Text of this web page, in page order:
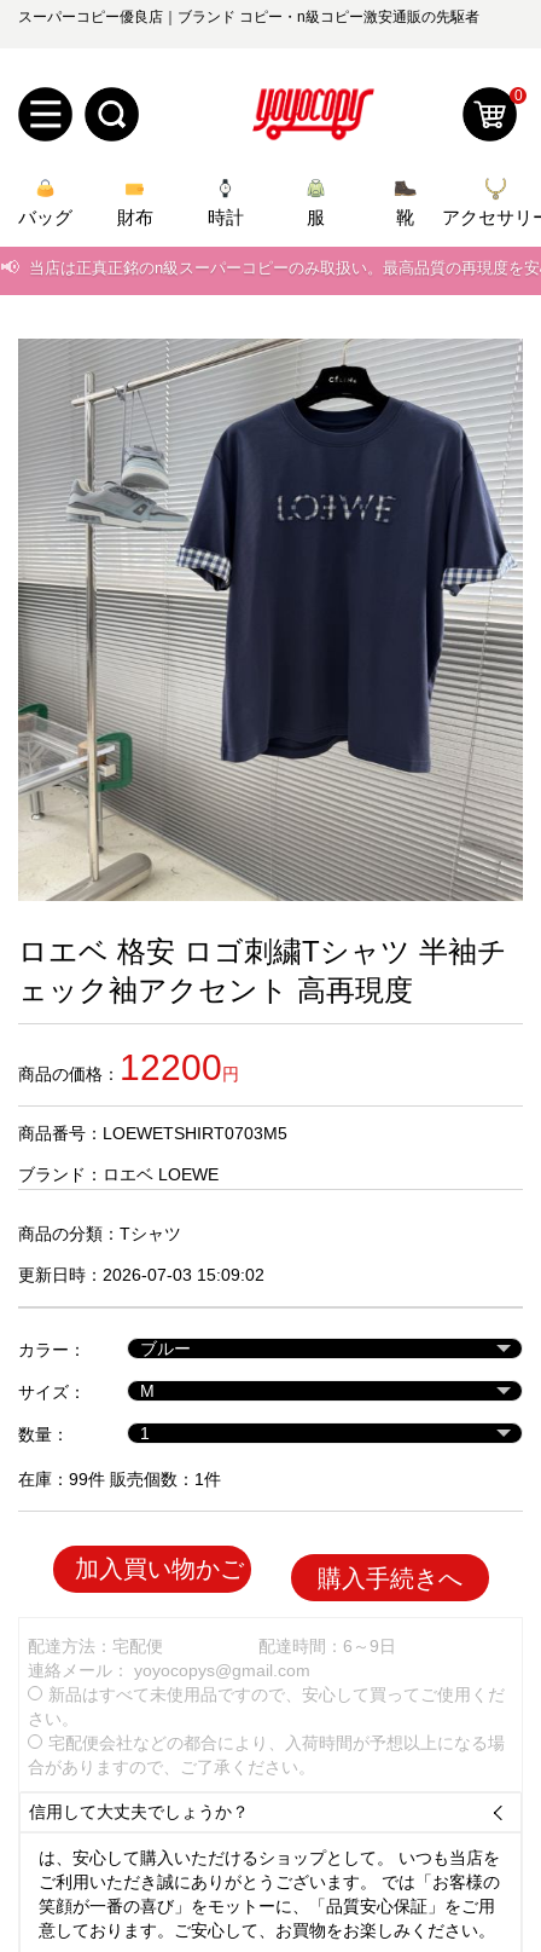
スーパーコピー優良店｜ブランド コピー・n級コピー激安通販の先駆者
規
ユ
登
録
ロ
グ
ダ
ー
管
理
知
ら
せ
yoyocopys@gmail.com
2026人気特集
バッグ
財布
時計
服
ズボン
衣装セット
靴
住まい用品
アクセサリー
ベルト
スカーフ
アイフォーンケ
ース
小物
最
品
す
商
品
人
商
セ
ル
品
0
バッグ 財布 時計 服 靴
アクセサリ
📢
📢
📢 新作入荷！ルイ・ヴィトンスーパーコピー バッグ最新モデルが登場。
当店は正真正銘のn級スーパーコピーのみ取扱い。最高品質の再現度を
2026春の新作続々更新中！期間中のご注文でお得な割引をご利用いただ
📢 新作入荷！ルイ・ヴィトンスーパーコピー バッグ最新モデルが登場。
ロエベ 格安 ロゴ刺繍Tシャツ 半袖チ
ェック袖アクセント 高再現度
商品の価格： 12200円
商品番号：LOEWETSHIRT0703M5
ブランド： ロエベ LOEWE
商品の分類： Tシャツ
更新日時：2026-07-03 15:09:02
カラー：
サイズ：
数量：
在庫：99件 販売個数：1件
加入買い物かご 購入手続きへ
配達方法：宅配便
配達時間：6～9日
連絡メール： yoyocopys@gmail.com
新品はすべて未使用品ですので、安心して買ってご使用くだ
さい。
宅配便会社などの都合により、入荷時間が予想以上になる場
合がありますので、ご了承ください。
信用して大丈夫でしょうか？ 
は、安心して購入いただけるショップとして。 いつも当店を
ご利用いただき誠にありがとうございます。 では「お客様の
笑顔が一番の喜び」をモットーに、「品質安心保証」をご用
意しております。ご安心して、お買物をお楽しみください。